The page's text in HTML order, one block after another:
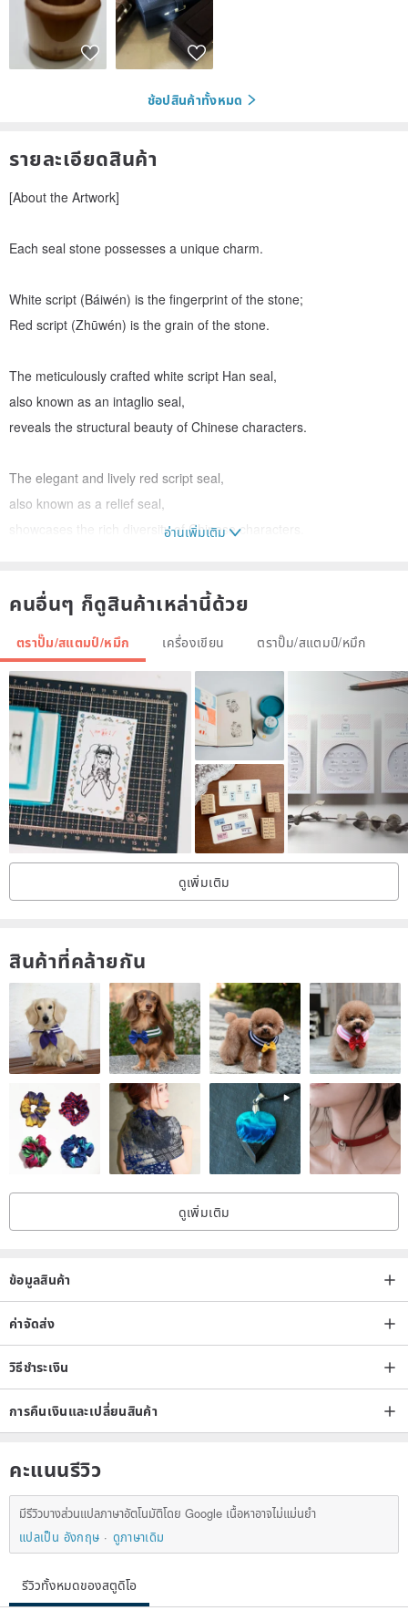
ช้อปสินค้าทั้งหมด
รายละเอียดสินค้า
[About the Artwork]
Each seal stone possesses a unique charm.
White script (Báiwén) is the fingerprint of the stone;
Red script (Zhūwén) is the grain of the stone.
The meticulously crafted white script Han seal,
also known as an intaglio seal,
reveals the structural beauty of Chinese characters.
The elegant and lively red script seal,
also known as a relief seal,
showcases the rich diversity of Chinese characters.
The hand-carved seal, free-spirited and unpretentious.
อ่านเพิ่มเติม
คนอื่นๆ ก็ดูสินค้าเหล่านี้ด้วย
ตราปั๊ม/สแตมป์/หมึก เครื่องเขียน ตราปั๊ม/สแตมป์/หมึก
ดูเพิ่มเติม
สินค้าที่คล้ายกัน
ดูเพิ่มเติม
ข้อมูลสินค้า
ค่าจัดส่ง
วิธีชำระเงิน
การคืนเงินและเปลี่ยนสินค้า
คะแนนรีวิว
มีรีวิวบางส่วนแปลภาษาอัตโนมัติโดย Google เนื้อหาอาจไม่แม่นยำ
แปลเป็น อังกฤษ
ดูภาษาเดิม
รีวิวทั้งหมดของสตูดิโอ